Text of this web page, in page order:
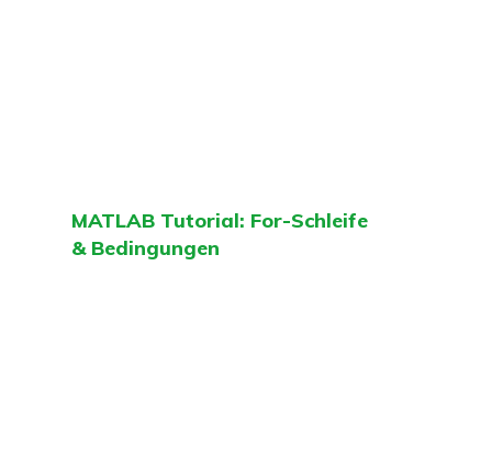
MATLAB Tutorial: For-Schleife
& Bedingungen